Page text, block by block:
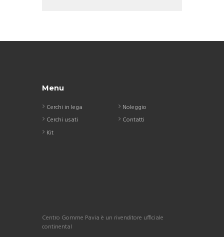
Menu
Cerchi in lega
Cerchi usati
Kit
Noleggio
Contatti
Centro Gomme Pavia è un rivenditore ufficiale
continental